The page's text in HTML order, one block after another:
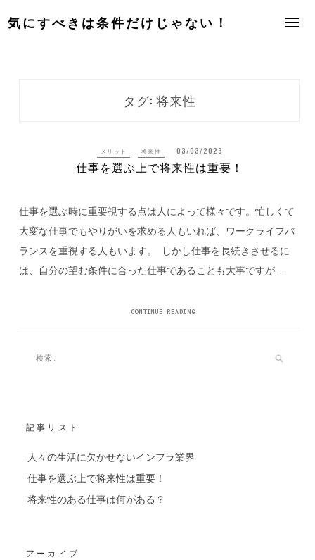
to気にすべきは条件だけじゃない！
タグ: 将来性
メリット 将来性 03/03/2023
仕事を選ぶ上で将来性は重要！
仕事を選ぶ時に重要視する点は人によって様々です。忙しくて
大変な仕事でもやりがいを求める人もいれば、ワークライフバ
ランスを重視する人もいます。 しかし仕事を長続きさせるに
は、自分の望む条件に合った仕事であることも大事ですが …
CONTINUE READING
記事リスト
人々の生活に欠かせないインフラ業界
仕事を選ぶ上で将来性は重要！
将来性のある仕事は何がある？
アーカイブ